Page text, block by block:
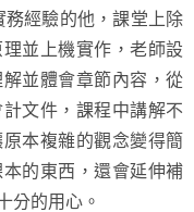
經驗的他，課堂上除
並上機實作，老師設
並體會章節內容，從
文件，課程中講解不
本複雜的觀念變得簡
的東西，還會延伸補
分的用心。